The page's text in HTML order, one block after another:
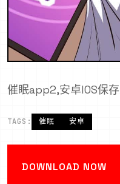
催眠app2,安卓IOS保存
TAGS: 催眠 安卓
DOWNLOAD NOW